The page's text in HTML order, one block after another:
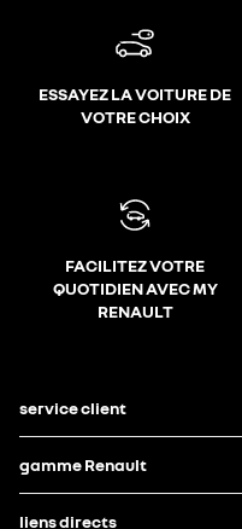
ESSAYEZ LA VOITURE DE
VOTRE CHOIX
FACILITEZ VOTRE
QUOTIDIEN AVEC MY
RENAULT
service client
gamme Renault
liens directs